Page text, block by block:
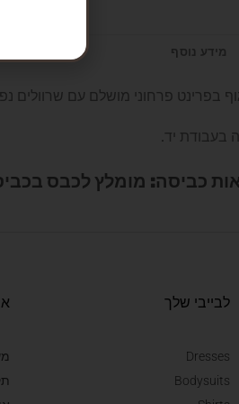
מידע נוסף
בפרינט פרחוני מושלם עם שרוולים
בעבודת יד.
מומלץ לכבס בכביסה עדינה (30 מעלות ללא סחיטה), לא
לבייבי שלך
Dresses
Bodysuits